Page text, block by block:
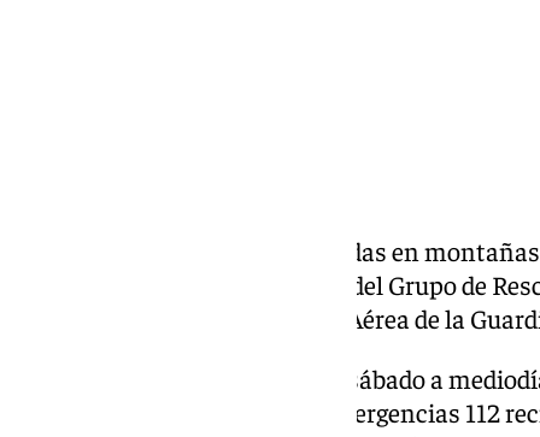
Seis personas han sido rescatadas en
de semana por guardias civiles del Grupo de
Montaña (GREIM) y la Unidad Aérea de la
El primer rescate se produjo el sábado a
horas, cuando el Servicio de Emergencias 112